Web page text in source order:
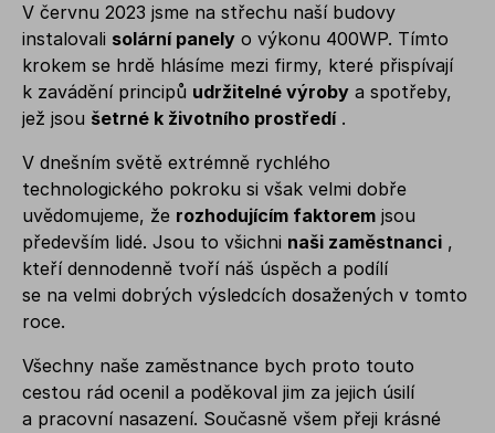
V červnu 2023 jsme na střechu naší budovy
instalovali solární panely o výkonu 400WP. Tímto
krokem se hrdě hlásíme mezi firmy, které přispívají
k zavádění principů udržitelné výroby a spotřeby,
jež jsou šetrné k životního prostředí.
V dnešním světě extrémně rychlého
technologického pokroku si však velmi dobře
uvědomujeme, že rozhodujícím faktorem jsou
především lidé. Jsou to všichni naši zaměstnanci ,
kteří dennodenně tvoří náš úspěch a podílí
se na velmi dobrých výsledcích dosažených v tomto
roce.
Všechny naše zaměstnance bych proto touto
cestou rád ocenil a poděkoval jim za jejich úsilí
a pracovní nasazení. Současně všem přeji krásné